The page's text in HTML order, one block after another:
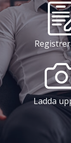
Ladda